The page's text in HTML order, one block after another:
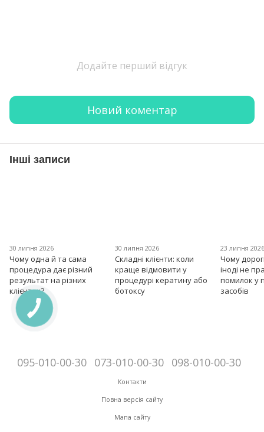
Додайте перший відгук
Новий коментар
Інші записи
30 липня 2026
Чому одна й та сама
процедура дає різний
результат на різних
клієнтах?
30 липня 2026
Складні клієнти: коли
краще відмовити у
процедурі кератину або
ботоксу
23 липня
Чому
іноді не
помилок у
засобів
095-010-00-30 073-010-00-30 098-010-00-30
Контакти
Повна версія сайту
Мапа сайту